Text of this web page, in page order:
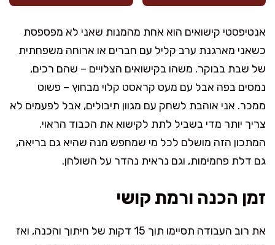
אנטיפסטי קישואים הוא אחת מהמנות שאני לא מפספסת
כשאני מארגנת ערב קליל עם חברים או ארוחה משפחתית
של שבת בבוקר. משהו בקישואים הצלויים – שהם רכים,
נמסים בפה אבל עם מעט קראסט קלוי מבחוץ – פשוט
ממכר. אני אוהבת לשחק עם מגוון תיבולים, אבל לפעמים לא
צריך יותר מדי בשביל לתת לקישוא את הכבוד הראוי.
המתכון הזה מושלם לכל מי שמחפש מנה שהיא גם בריאה,
גם דלת פחמימות, וגם נראית נהדר על השולחן.
זמן הכנה ורמת קושי
את רוב העבודה תסיימו תוך 15 דקות של חיתוך והכנה, ואז